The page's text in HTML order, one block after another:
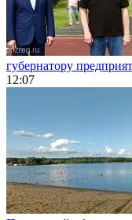
губернатору
12:07